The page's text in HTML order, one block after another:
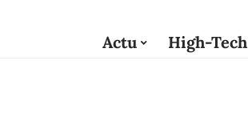
Actu High-Tech